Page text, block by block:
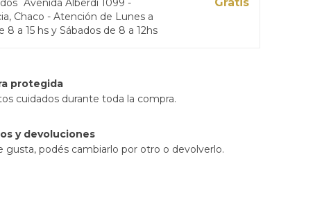
Avenida Alberdi 1099 -
Chaco - Atención de Lunes a
8 a 15 hs y Sábados de 8 a 12hs
protegida
cuidados durante toda la compra.
y devoluciones
gusta, podés cambiarlo por otro o devolverlo.